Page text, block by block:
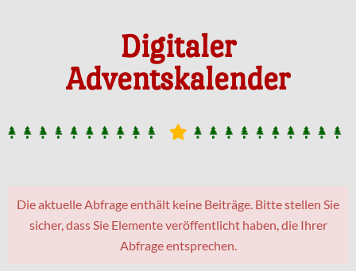
Digitaler
Adventskalender
Die aktuelle Abfrage enthält keine Beiträge. Bitte stellen Sie
sicher, dass Sie Elemente veröffentlicht haben, die Ihrer
Abfrage entsprechen.